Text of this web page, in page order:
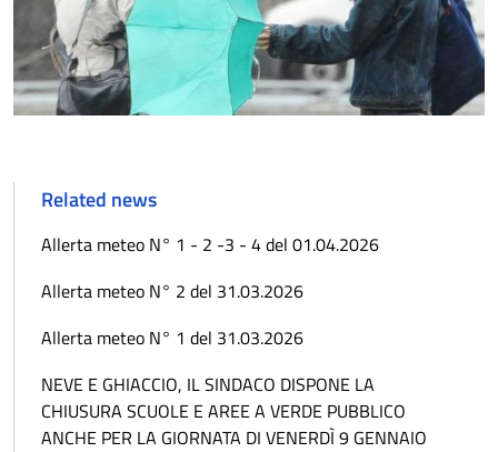
Related news
Allerta meteo N° 1 - 2 -3 - 4 del 01.04.2026
Allerta meteo N° 2 del 31.03.2026
Allerta meteo N° 1 del 31.03.2026
NEVE E GHIACCIO, IL SINDACO DISPONE LA
CHIUSURA SCUOLE E AREE A VERDE PUBBLICO
ANCHE PER LA GIORNATA DI VENERDÌ 9 GENNAIO